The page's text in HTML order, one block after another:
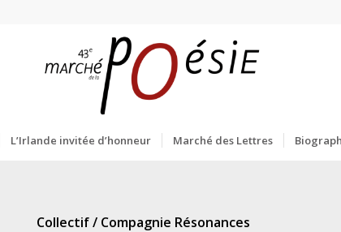
L’Irlande invitée d’honneur Marché des Lettres
Collectif / Compagnie Résonances